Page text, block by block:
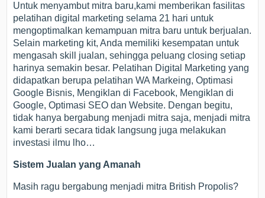
Untuk menyambut mitra baru,kami memberikan fasilitas
pelatihan digital marketing selama 21 hari untuk
mengoptimalkan kemampuan mitra baru untuk berjualan.
Selain marketing kit, Anda memiliki kesempatan untuk
mengasah skill jualan, sehingga peluang closing setiap
harinya semakin besar. Pelatihan Digital Marketing yang
didapatkan berupa pelatihan WA Markeing, Optimasi
Google Bisnis, Mengiklan di Facebook, Mengiklan di
Google, Optimasi SEO dan Website. Dengan begitu,
tidak hanya bergabung menjadi mitra saja, menjadi mitra
kami berarti secara tidak langsung juga melakukan
investasi ilmu lho…
Sistem Jualan yang Amanah
Masih ragu bergabung menjadi mitra British Propolis?